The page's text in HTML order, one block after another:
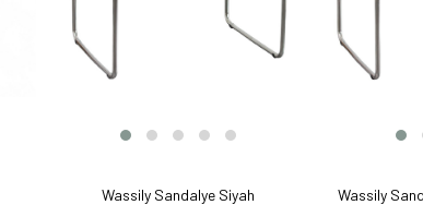
Wassily Sandalye Siyah Wassily